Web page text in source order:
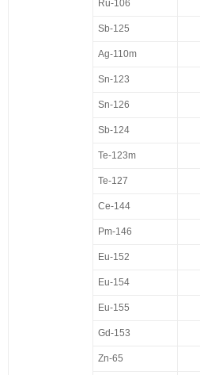
Ru-106
Sb-125
Ag-110m
Sn-123
Sn-126
Sb-124
Te-123m
Te-127
Ce-144
Pm-146
Eu-152
Eu-154
Eu-155
Gd-153
Zn-65